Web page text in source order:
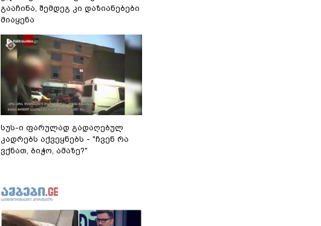
გააჩინა, შემდეგ კი დაზიანებები
მიაყენა
სუს-ი ფარულად გადაღებულ
კადრებს აქვეყნებს - "ჩვენ რა
ვქნათ, ბიჭო, ამაზე?"